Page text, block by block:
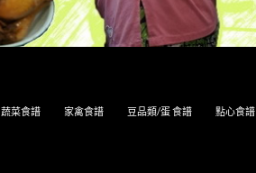
蔬菜食譜 家禽食譜 豆品類/蛋 食譜 點心食譜